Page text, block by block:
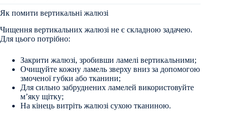
Як помити вертикальні жалюзі
Чищення вертикальних жалюзі не є складною задачею.
Для цього потрібно:
Закрити жалюзі, зробивши ламелі вертикальними;
Очищуйте кожну ламель зверху вниз за допомогою
змоченої губки або тканини;
Для сильно забруднених ламелей використовуйте
м’яку щітку;
На кінець витріть жалюзі сухою тканиною.